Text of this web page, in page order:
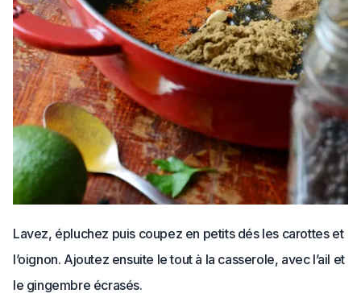
Lavez, épluchez puis coupez en petits dés les carottes et
l’oignon. Ajoutez ensuite le tout à la casserole​, avec l’ail et
le gingembre écrasés.